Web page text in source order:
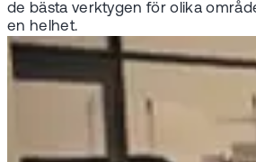
de bästa verktygen för olika
en helhet.